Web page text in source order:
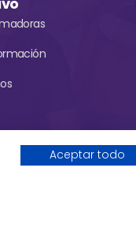
Aceptar todo